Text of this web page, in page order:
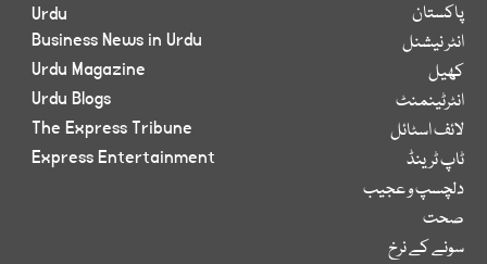
پاکستان
انٹر نیشنل
کھیل
انٹرٹینمنٹ
لائف اسٹائل
ٹاپ ٹرینڈ
دلچسپ و عجیب
صحت
سونے کے نرخ
Urdu
Business News in Urdu
Urdu Magazine
Urdu Blogs
The Express Tribune
Express Entertainment